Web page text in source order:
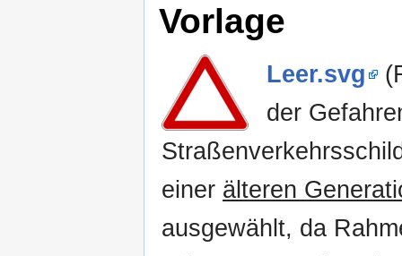
Vorlage
Leer.svg
der
einer älteren
ausgewählt, da